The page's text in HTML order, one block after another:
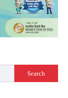
Search